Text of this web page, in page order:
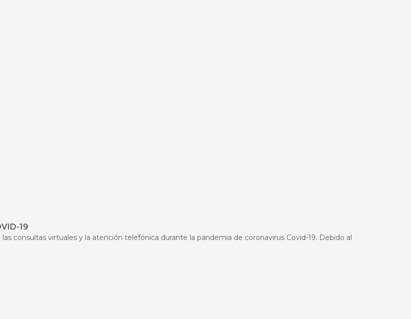
19
consultas virtuales y la atención telefónica durante la pandemia de coronavirus Covid-19. Debido al